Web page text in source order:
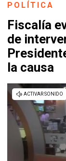
POLÍTICA
Fiscalía
de
la causa